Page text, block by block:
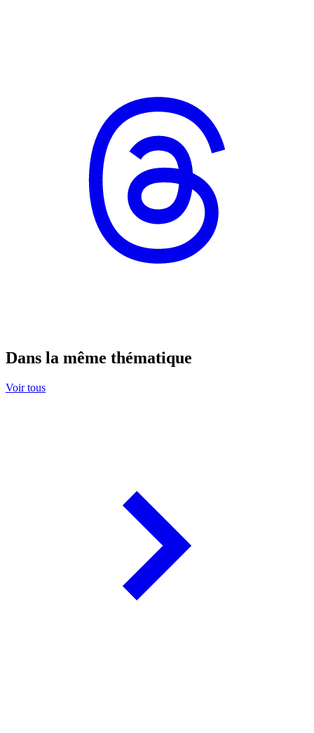
Dans la même thématique
Voir tous